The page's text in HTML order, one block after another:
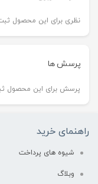
نظری برای این محصول
پرسش ها
پرسش برای این محصول
راهنمای خرید
شیوه های پرداخت
وبلاگ